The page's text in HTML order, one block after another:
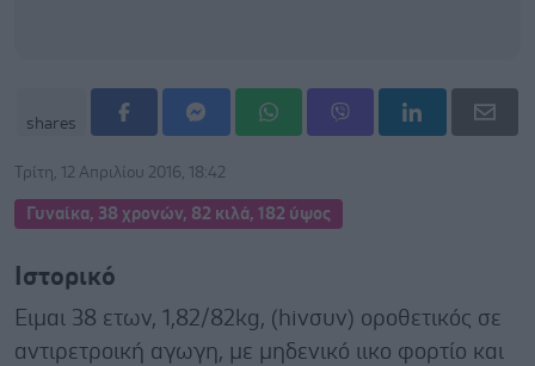
shares
Τρίτη, 12 Απριλίου 2016, 18:42
Γυναίκα, 38 χρονών, 82 κιλά, 182 ύψος
Ιστορικό
Ειμαι 38 ετων, 1,82/82kg, (hivσυν) οροθετικός σε
αντιρετροική αγωγη, με μηδενικό ιικο φορτίο και